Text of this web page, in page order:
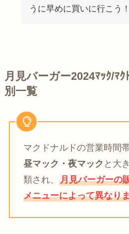
うに早めに買いに行こう！
月見バーガー2024ﾏｯｸ/ﾏ
別一覧
マクドナルドの営業時間帯
昼マック・夜マック と大
類され、 月見バーガーの
メニューによって異なり